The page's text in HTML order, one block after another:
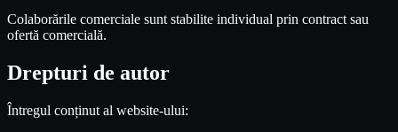
Colaborările comerciale sunt stabilite individual prin contract sau
ofertă comercială.
Drepturi de autor
Întregul conținut al website-ului: